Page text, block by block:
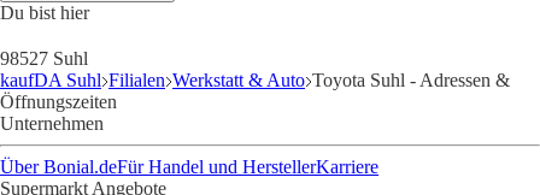
Du bist hier
98527 Suhl
kaufDA Suhl Filialen Werkstatt & Auto Toyota Suhl - Adressen &
Öffnungszeiten
Unternehmen
Über Bonial.deFür Handel und HerstellerKarriere
Supermarkt Angebote